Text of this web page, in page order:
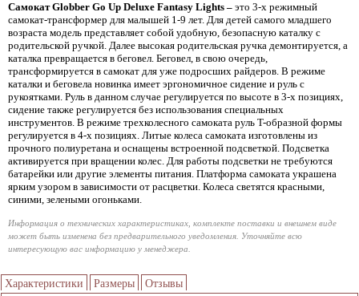
СамокатGlobber Go Up Deluxe Fantasy Lights – это 3-х режимный
самокат-трансформер для малышей 1-9 лет. Для детей самого младшего
возраста модель представляет собой удобную, безопасную каталку с
родительской ручкой. Далее высокая родительская ручка демонтируется, а
каталка превращается в беговел. Беговел, в свою очередь,
трансформируется в самокат для уже подросших райдеров. В режиме
каталки и беговела новинка имеет эргономичное сидение и руль с
рукоятками. Руль в данном случае регулируется по высоте в 3-х позициях,
сидение также регулируется без использования специальных
инструментов. В режиме трехколесного самоката руль T-образной формы
регулируется в 4-х позициях. Литые колеса самоката изготовлены из
прочного полиуретана и оснащены встроенной подсветкой. Подсветка
активируется при вращении колес. Для работы подсветки не требуются
батарейки или другие элементы питания. Платформа самоката украшена
ярким узором в зависимости от расцветки. Колеса светятся красными,
синими, зелеными огоньками.
Информация о технических характеристиках, комплекте поставки и внешнем виде
может быть изменена без предварительного уведомления. Уточняйте всю
интересующую вас информацию у менеджера.
Характеристики Размеры Отзывы